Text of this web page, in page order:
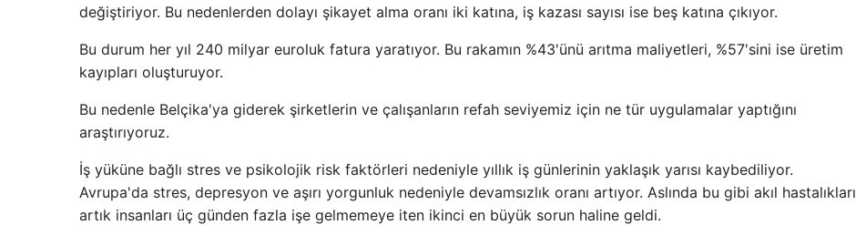
değiştiriyor. Bu nedenlerden dolayı şikayet alma oranı iki katına, iş kazası sayısı ise beş katına çıkıyor.
Bu durum her yıl 240 milyar euroluk fatura yaratıyor. Bu rakamın %43'ünü arıtma maliyetleri, %57'sini ise üretim
kayıpları oluşturuyor.
Bu nedenle Belçika'ya giderek şirketlerin ve çalışanların refah seviyemiz için ne tür uygulamalar yaptığını
araştırıyoruz.
İş yüküne bağlı stres ve psikolojik risk faktörleri nedeniyle yıllık iş günlerinin yaklaşık yarısı kaybediliyor.
Avrupa'da stres, depresyon ve aşırı yorgunluk nedeniyle devamsızlık oranı artıyor. Aslında bu gibi akıl hastalıkları
artık insanları üç günden fazla işe gelmemeye iten ikinci en büyük sorun haline geldi.